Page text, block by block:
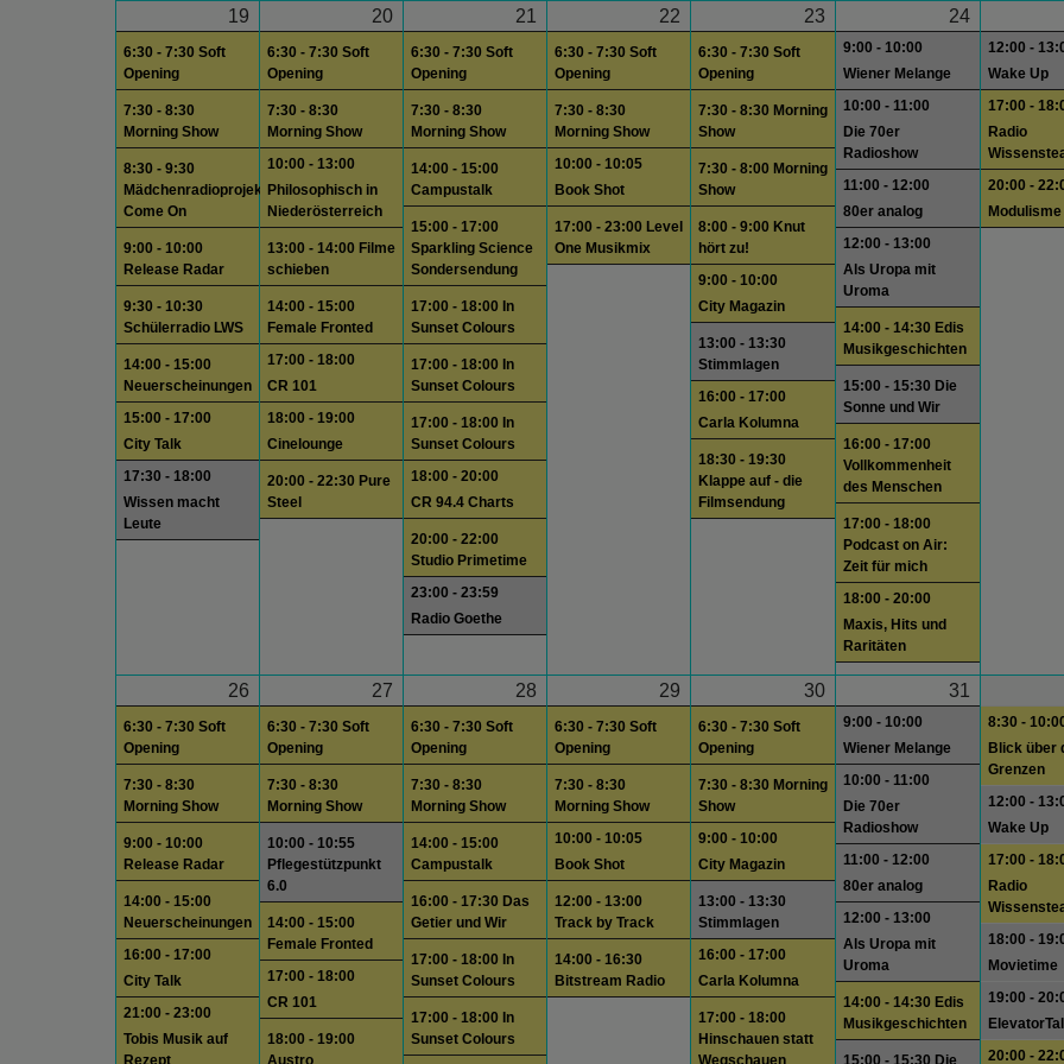
19
6:30 - 7:30 Soft
Opening
7:30 - 8:30
Morning Show
8:30 - 9:30
Mädchenradioprojekt
Come On
9:00 - 10:00
Release Radar
9:30 - 10:30
Schülerradio LWS
14:00 - 15:00
Neuerscheinungen
15:00 - 17:00
City Talk
17:30 - 18:00
Wissen macht
Leute
20
6:30 - 7:30 Soft
Opening
7:30 - 8:30
Morning Show
10:00 - 13:00
Philosophisch in
Niederösterreich
13:00 - 14:00 Filme
schieben
14:00 - 15:00
Female Fronted
17:00 - 18:00
CR 101
18:00 - 19:00
Cinelounge
20:00 - 22:30 Pure
Steel
21
6:30 - 7:30 Soft
Opening
7:30 - 8:30
Morning Show
14:00 - 15:00
Campustalk
15:00 - 17:00
Sparkling Science
Sondersendung
17:00 - 18:00 In
Sunset Colours
17:00 - 18:00 In
Sunset Colours
17:00 - 18:00 In
Sunset Colours
18:00 - 20:00
CR 94.4 Charts
20:00 - 22:00
Studio Primetime
23:00 - 23:59
Radio Goethe
22
6:30 - 7:30 Soft
Opening
7:30 - 8:30
Morning Show
10:00 - 10:05
Book Shot
17:00 - 23:00 Level
One Musikmix
23
6:30 - 7:30 Soft
Opening
7:30 - 8:30 Morning
Show
7:30 - 8:00 Morning
Show
8:00 - 9:00 Knut
hört zu!
9:00 - 10:00
City Magazin
13:00 - 13:30
Stimmlagen
16:00 - 17:00
Carla Kolumna
18:30 - 19:30
Klappe auf - die
Filmsendung
24
9:00 - 10:00
Wiener Melange
10:00 - 11:00
Die 70er
Radioshow
11:00 - 12:00
80er analog
12:00 - 13:00
Als Uropa mit
Uroma
14:00 - 14:30 Edis
Musikgeschichten
15:00 - 15:30 Die
Sonne und Wir
16:00 - 17:00
Vollkommenheit
des Menschen
17:00 - 18:00
Podcast on Air:
Zeit für mich
18:00 - 20:00
Maxis, Hits und
Raritäten
12:00 -
Wake Up
17:00 -
Radio
20:00 -
Modulisme
26
6:30 - 7:30 Soft
Opening
7:30 - 8:30
Morning Show
9:00 - 10:00
Release Radar
14:00 - 15:00
Neuerscheinungen
16:00 - 17:00
City Talk
21:00 - 23:00
Tobis Musik auf
27
6:30 - 7:30 Soft
Opening
7:30 - 8:30
Morning Show
10:00 - 10:55
Pflegestützpunkt
6.0
14:00 - 15:00
Female Fronted
17:00 - 18:00
CR 101
18:00 - 19:00
28
6:30 - 7:30 Soft
Opening
7:30 - 8:30
Morning Show
14:00 - 15:00
Campustalk
16:00 - 17:30 Das
Getier und Wir
17:00 - 18:00 In
Sunset Colours
17:00 - 18:00 In
Sunset Colours
29
6:30 - 7:30 Soft
Opening
7:30 - 8:30
Morning Show
10:00 - 10:05
Book Shot
12:00 - 13:00
Track by Track
14:00 - 16:30
Bitstream Radio
30
6:30 - 7:30 Soft
Opening
7:30 - 8:30 Morning
Show
9:00 - 10:00
City Magazin
13:00 - 13:30
Stimmlagen
16:00 - 17:00
Carla Kolumna
17:00 - 18:00
Hinschauen statt
31
9:00 - 10:00
Wiener Melange
10:00 - 11:00
Die 70er
Radioshow
11:00 - 12:00
80er analog
12:00 - 13:00
Als Uropa mit
Uroma
14:00 - 14:30 Edis
Musikgeschichten
8:30 -
Blick über
Grenzen
12:00 -
Wake Up
17:00 -
Radio
18:00 -
Movietime
19:00 -
20:00 -